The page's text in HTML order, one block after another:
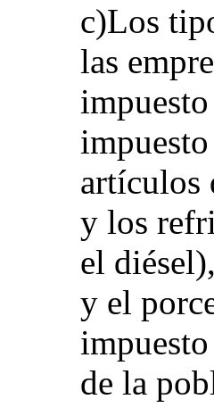
c)Los
las
artículos
y los
el
y el
de la